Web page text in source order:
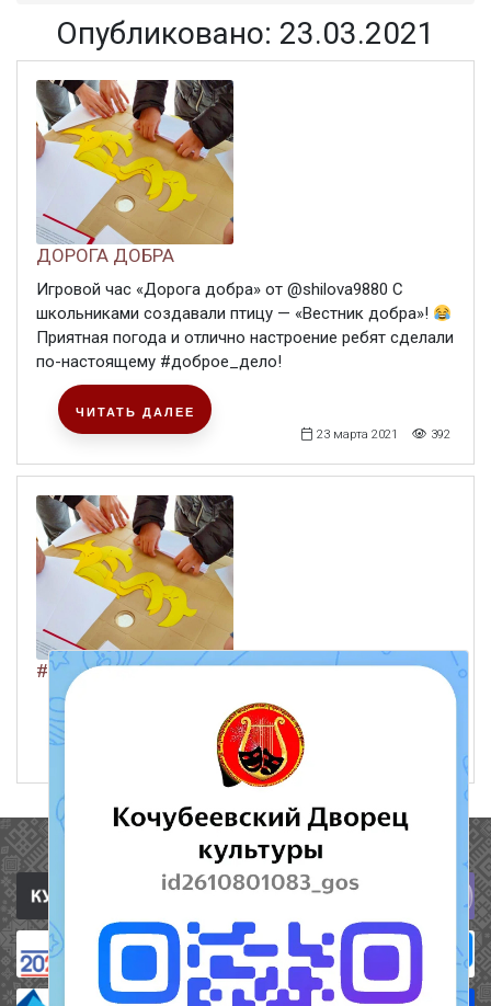
Опубликовано: 23.03.2021
ДОРОГА ДОБРА
Игровой час «Дорога добра» от @shilova9880 С
школьниками создавали птицу — «Вестник добра»!
Приятная погода и отлично настроение ребят сделали
по-настоящему #доброе_дело!
23 марта 2021 392
ЧИТАТЬ ДАЛЕЕ
#ДОРОГА_ДОБРА
Полезные ссылки